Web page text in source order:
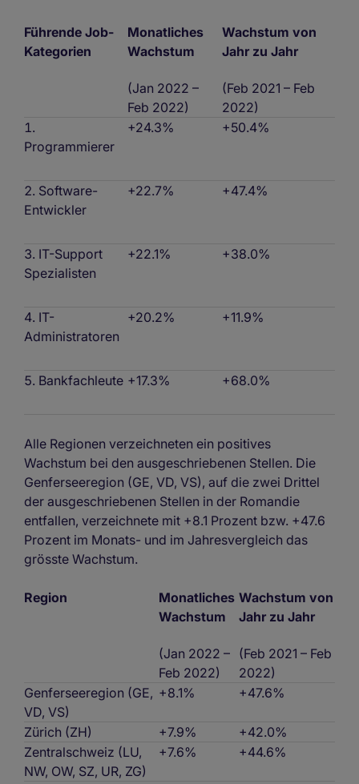
Führende Job-
Kategorien
Monatliches
Wachstum
(Jan 2022 –
Feb 2022)
Wachstum von
Jahr zu Jahr
(Feb 2021 – Feb
2022)
Programmierer
+24.3% +50.4%
Software-
Entwickler
+22.7% +47.4%
IT-Support
Spezialisten
+22.1% +38.0%
IT-
Administratoren
+20.2% +11.9%
Bankfachleute +17.3% +68.0%
Alle Regionen verzeichneten ein positives
Wachstum bei den ausgeschriebenen Stellen. Die
Genferseeregion (GE, VD, VS), auf die zwei Drittel
der ausgeschriebenen Stellen in der Romandie
entfallen, verzeichnete mit +8.1 Prozent bzw. +47.6
Prozent im Monats- und im Jahresvergleich das
grösste Wachstum.
Region
Monatliches
Wachstum
(Jan 2022 –
Feb 2022)
Wachstum von
Jahr zu Jahr
(Feb 2021 – Feb
2022)
Genferseeregion (GE,
VD, VS)
+8.1% +47.6%
Zürich (ZH) +7.9%
+42.0%
Zentralschweiz (LU,
NW, OW, SZ, UR, ZG)
+7.6% +44.6%